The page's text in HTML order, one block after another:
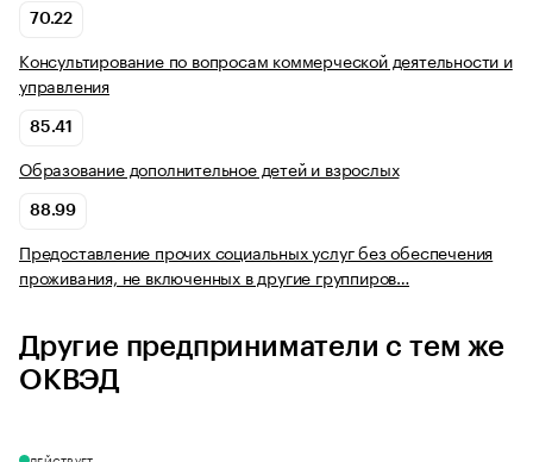
70.22
Консультирование по вопросам коммерческой деятельности и
управления
85.41
Образование дополнительное детей и взрослых
88.99
Предоставление прочих социальных услуг без обеспечения
проживания, не включенных в другие группиров…
Другие предприниматели с тем же
ОКВЭД